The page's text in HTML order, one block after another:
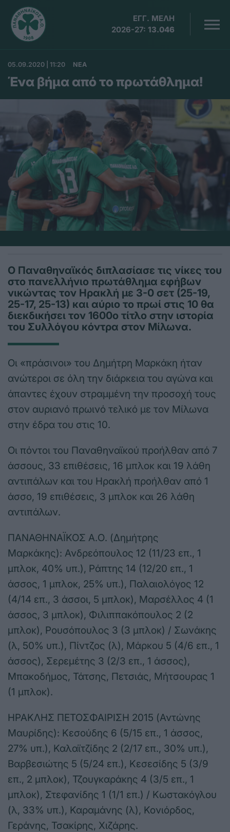
ΕΓΓ. ΜΕΛΗ
2026-27: 13.046
05.09.2020 | 11:20 ΝΕΑ
Ένα βήμα από το πρωτάθλημα!
Ο Παναθηναϊκός διπλασίασε τις νίκες του
στο πανελλήνιο πρωτάθλημα εφήβων
νικώντας τον Ηρακλή με 3-0 σετ (25-19,
25-17, 25-13) και αύριο το πρωί στις 10 θα
διεκδικήσει τον 1600ο τίτλο στην ιστορία
του Συλλόγου κόντρα στον Μίλωνα.
Οι «πράσινοι» του Δημήτρη Μαρκάκη ήταν
ανώτεροι σε όλη την διάρκεια του αγώνα και
άπαντες έχουν στραμμένη την προσοχή τους
στον αυριανό πρωινό τελικό με τον Μίλωνα
στην έδρα του στις 10.
Οι πόντοι του Παναθηναϊκού προήλθαν από 7
άσσους, 33 επιθέσεις, 16 μπλοκ και 19 λάθη
αντιπάλων και του Ηρακλή προήλθαν από 1
άσσο, 19 επιθέσεις, 3 μπλοκ και 26 λάθη
αντιπάλων.
ΠΑΝΑΘΗΝΑΪΚΟΣ Α.Ο. (Δημήτρης
Μαρκάκης): Ανδρεόπουλος 12 (11/23 επ., 1
μπλοκ, 40% υπ.), Ράπτης 14 (12/20 επ., 1
άσσος, 1 μπλοκ, 25% υπ.), Παλαιολόγος 12
(4/14 επ., 3 άσσοι, 5 μπλοκ), Μαρσέλλος 4 (1
άσσος, 3 μπλοκ), Φιλιππακόπουλος 2 (2
μπλοκ), Ρουσόπουλος 3 (3 μπλοκ) / Σωνάκης
(λ, 50% υπ.), Πίντζος (λ), Μάρκου 5 (4/6 επ., 1
άσσος), Σερεμέτης 3 (2/3 επ., 1 άσσος),
Μπακοδήμος, Τάτσης, Πετσιάς, Μήτσουρας 1
(1 μπλοκ).
ΗΡΑΚΛΗΣ ΠΕΤΟΣΦΑΙΡΙΣΗ 2015 (Αντώνης
Μαυρίδης): Κεσούδης 6 (5/15 επ., 1 άσσος,
27% υπ.), Καλαϊτζίδης 2 (2/17 επ., 30% υπ.),
Βαρβεσιώτης 5 (5/24 επ.), Κεσεσίδης 5 (3/9
επ., 2 μπλοκ), Τζουγκαράκης 4 (3/5 επ., 1
μπλοκ), Στεφανίδης 1 (1/1 επ.) / Κωστακόγλου
(λ, 33% υπ.), Καραμάνης (λ), Κονιόρδος,
Γεράνης, Τσακίρης, Χιζάρης.